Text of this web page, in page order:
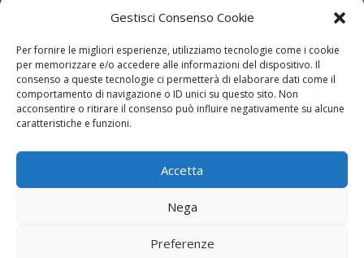
Gestisci Consenso Cookie
Per fornire le migliori esperienze, utilizziamo tecnologie come i cookie
per memorizzare e/o accedere alle informazioni del dispositivo. Il
consenso a queste tecnologie ci permetterà di elaborare dati come il
comportamento di navigazione o ID unici su questo sito. Non
acconsentire o ritirare il consenso può influire negativamente su alcune
caratteristiche e funzioni.
Accetta
Nega
Preferenze
IL MIO ACCOUNT
Recupera password
Carrello
Richiesta di reso
Copyright © 2022 montinioutdoor.it | P.IVA